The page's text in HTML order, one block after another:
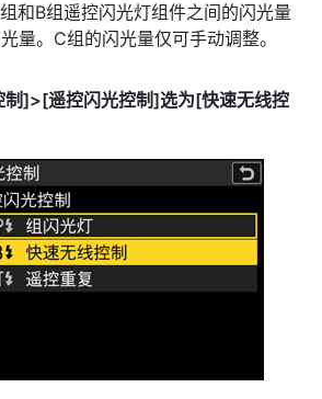
和B组遥控闪光灯组件之间的闪光量
量。C组的闪光量仅可手动调整。
]>[遥控闪光控制]选为[快速无线控